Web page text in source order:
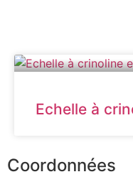
Echelle à
Coordonnées